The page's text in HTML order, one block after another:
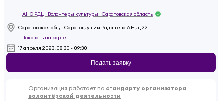
АНО РДЦ "Волонтеры культуры" Саратовская область
Саратовская обл, г Саратов, ул им Радищева А.Н., д 22
Показать на карте
17 апреля 2023, 08:30 - 09:30
Подать заявку
Организация работает по стандарту организатора
волонтёрской деятельности